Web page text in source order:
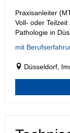
Praxisanleiter
Voll- oder
Pathologie in
mit
Düsseldorf,